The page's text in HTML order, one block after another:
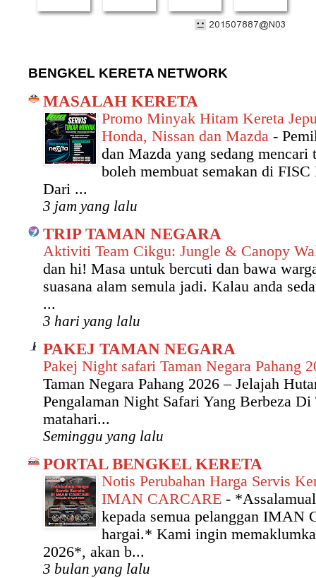
BENGKEL KERETA NETWORK
MASALAH KERETA
Promo Minyak Hitam Kereta
Honda, Nissan dan Mazda -
dan Mazda yang sedang mencari
boleh membuat semakan di
Dari ...
3 jam yang lalu
TRIP TAMAN NEGARA
Aktiviti Team Cikgu: Jungle & Canopy
dan hi! Masa untuk bercuti dan bawa
suasana alam semula jadi. Kalau anda
...
3 hari yang lalu
PAKEJ TAMAN NEGARA
Pakej Night safari Taman Negara Pahang
Taman Negara Pahang 2026 – Jelajah
Pengalaman Night Safari Yang Berbeza
matahari...
Seminggu yang lalu
PORTAL BENGKEL KERETA
Notis Perubahan Harga Servis
IMAN CARCARE -
kepada semua pelanggan IMAN
hargai.* Kami ingin
2026*, akan b...
3 bulan yang lalu